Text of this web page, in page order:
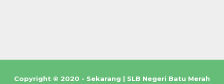
Copyright © 2020 - Sekarang | SLB Negeri Batu Merah